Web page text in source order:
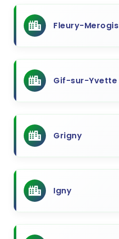
Fleury-Merogis
Gif-sur-Yvette
Grigny
Igny